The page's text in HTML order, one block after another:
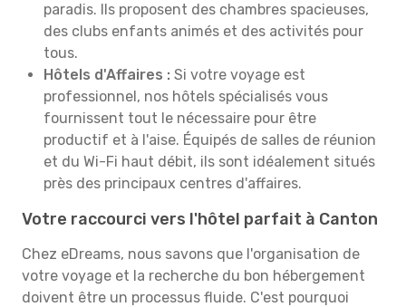
paradis. Ils proposent des chambres spacieuses,
des clubs enfants animés et des activités pour
tous.
Hôtels d'Affaires : Si votre voyage est
professionnel, nos hôtels spécialisés vous
fournissent tout le nécessaire pour être
productif et à l'aise. Équipés de salles de réunion
et du Wi-Fi haut débit, ils sont idéalement situés
près des principaux centres d'affaires.
Votre raccourci vers l'hôtel parfait à Canton
Chez eDreams, nous savons que l'organisation de
votre voyage et la recherche du bon hébergement
doivent être un processus fluide. C'est pourquoi